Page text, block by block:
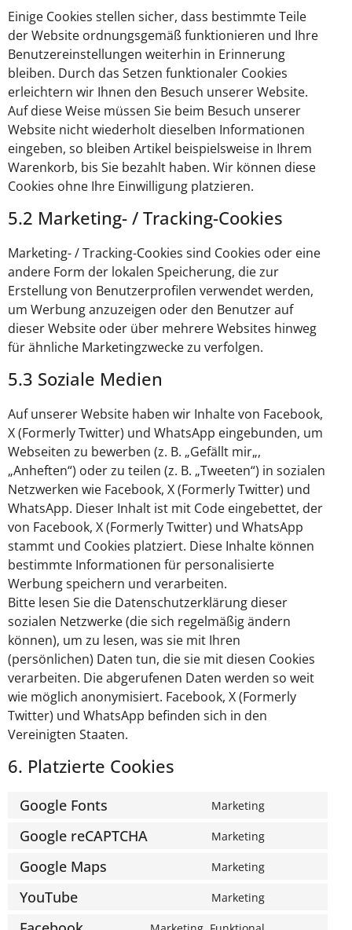
Einige Cookies stellen sicher, dass bestimmte Teile
der Website ordnungsgemäß funktionieren und Ihre
Benutzereinstellungen weiterhin in Erinnerung
bleiben. Durch das Setzen funktionaler Cookies
erleichtern wir Ihnen den Besuch unserer Website.
Auf diese Weise müssen Sie beim Besuch unserer
Website nicht wiederholt dieselben Informationen
eingeben, so bleiben Artikel beispielsweise in Ihrem
Warenkorb, bis Sie bezahlt haben. Wir können diese
Cookies ohne Ihre Einwilligung platzieren.
5.2 Marketing- / Tracking-Cookies
Marketing- / Tracking-Cookies sind Cookies oder eine
andere Form der lokalen Speicherung, die zur
Erstellung von Benutzerprofilen verwendet werden,
um Werbung anzuzeigen oder den Benutzer auf
dieser Website oder über mehrere Websites hinweg
für ähnliche Marketingzwecke zu verfolgen.
5.3 Soziale Medien
Auf unserer Website haben wir Inhalte von Facebook,
X (Formerly Twitter) und WhatsApp eingebunden, um
Webseiten zu bewerben (z. B. „Gefällt mir„,
„Anheften“) oder zu teilen (z. B. „Tweeten“) in sozialen
Netzwerken wie Facebook, X (Formerly Twitter) und
WhatsApp. Dieser Inhalt ist mit Code eingebettet, der
von Facebook, X (Formerly Twitter) und WhatsApp
stammt und Cookies platziert. Diese Inhalte können
bestimmte Informationen für personalisierte
Werbung speichern und verarbeiten.
Bitte lesen Sie die Datenschutzerklärung dieser
sozialen Netzwerke (die sich regelmäßig ändern
können), um zu lesen, was sie mit Ihren
(persönlichen) Daten tun, die sie mit diesen Cookies
verarbeiten. Die abgerufenen Daten werden so weit
wie möglich anonymisiert. Facebook, X (Formerly
Twitter) und WhatsApp befinden sich in den
Vereinigten Staaten.
6. Platzierte Cookies
Google Fonts Marketing
Google reCAPTCHA Marketing
Google Maps Marketing
YouTube Marketing